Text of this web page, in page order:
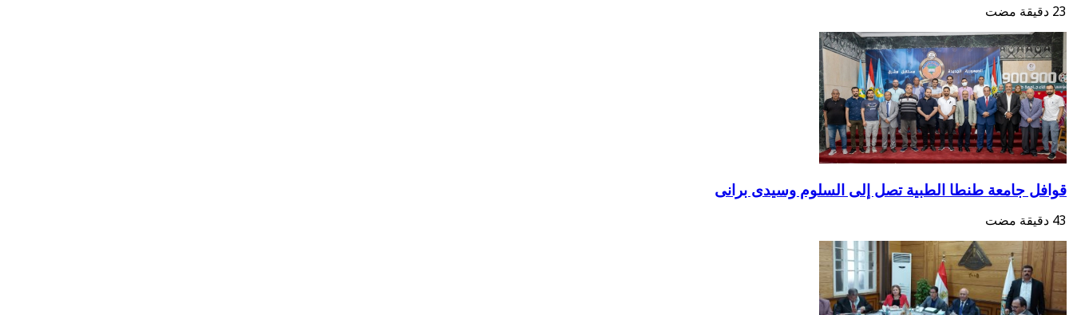
قوافل جامعة طنطا الطبية تصل إلى السلوم وسيدى برانى